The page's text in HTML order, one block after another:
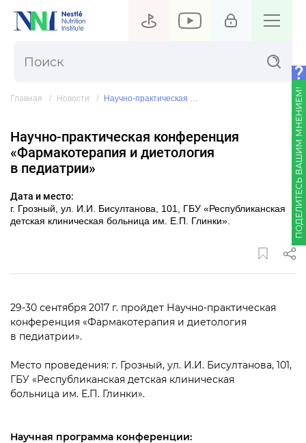
Главная Новости Научно-практическая конференция «Фармакотерапия и диетология в педиатрии»
Научно-практическая конференция
«Фармакотерапия и диетология
в педиатрии»
Дата и место:
г. Грозный, ул. И.И. Бисултанова, 101, ГБУ «Республиканская
детская клиническая больница им. Е.П. Глинки».
29-30 сентября 2017 г. пройдет Научно-практическая
конференция «Фармакотерапия и диетология
в педиатрии».
Место проведения: г. Грозный, ул. И.И. Бисултанова, 101,
ГБУ «Республиканская детская клиническая
больница им. Е.П. Глинки».
Научная программа конференции:
ПОДЕЛИТЕСЬ ВАШИМ МНЕНИЕМ!